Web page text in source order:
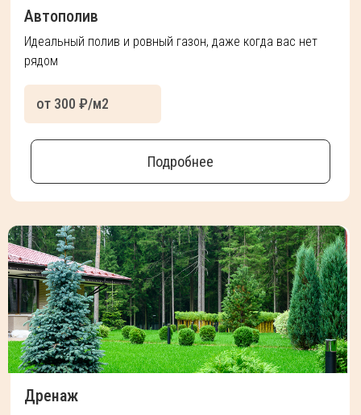
Дренаж
Идеальный полив и ровный газон, даже когда вас нет
рядом
Автополив
Подробнее
от 300 ₽/м2